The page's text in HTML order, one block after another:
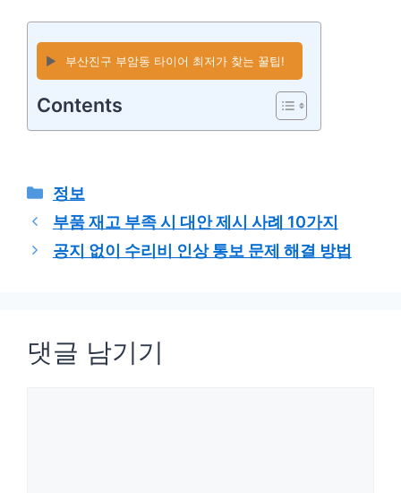
▶️ 부산진구 부암동 타이어 최저가 찾는 꿀팁!
Contents
카
테
고
리
정보
부품 재고 부족 시 대안 제시 사례 10가지
공지 없이 수리비 인상 통보 문제 해결 방법
댓글 남기기